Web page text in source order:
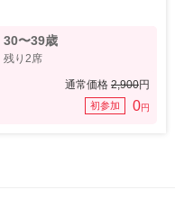
30〜39歳
残り2席
通常価格 2,900円
初参加 0円